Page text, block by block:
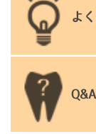
よ
Q&A